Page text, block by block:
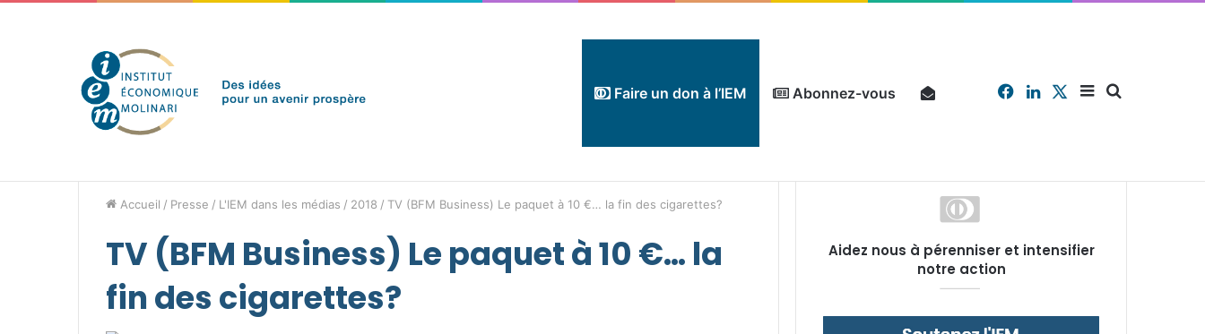
Faire un don à l’IEM Abonnez-vous Sidebar
X
Linkedin
Facebook
Accueil / Presse / L'IEM dans les médias / 2018 / TV (BFM Business) Le paquet à 10 €… la fin des cigarettes?
TV (BFM Business) Le paquet à 10 €… la
fin des cigarettes?
Aidez nous à pérenniser et intensifier
notre action